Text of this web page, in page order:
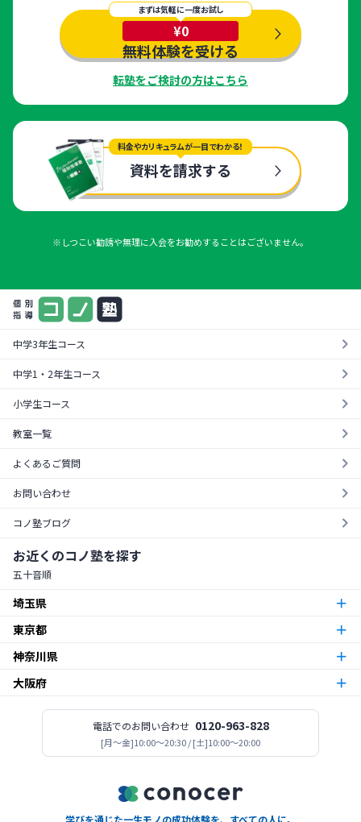
まずは気軽に一度お試し
¥0
無料体験を受ける
転塾をご検討の方はこちら
料金やカリキュラムが一目でわかる！
資料を請求する
※しつこい勧誘や無理に入会をお勧めすることはございません。
中学3年生コース
中学1・2年生コース
小学生コース
教室一覧
よくあるご質問
お問い合わせ
コノ塾ブログ
お近くのコノ塾を探す
五十音順
埼玉県
朝霞市
越谷市
志木校
新所沢校
東京都
東京23区
足立区
江戸川区 一之江校江戸川中央校小岩校平井校南篠崎校
金町校亀有校 高砂校 立石校 堀切菖蒲園校
神奈川県
厚木市
神木本町校新百合ヶ丘校中野島校南加瀬校武蔵新城校
小田急相模原校古淵校相模原校二本松校
大阪府
今福鶴見校北田辺校関目校西田辺校平野東校都島校
電話でのお問い合わせ 0120-963-828
[月〜金]10:00～20:30 / [土]10:00～20:00
学びを通じた一生モノの成功体験を、すべての人に。